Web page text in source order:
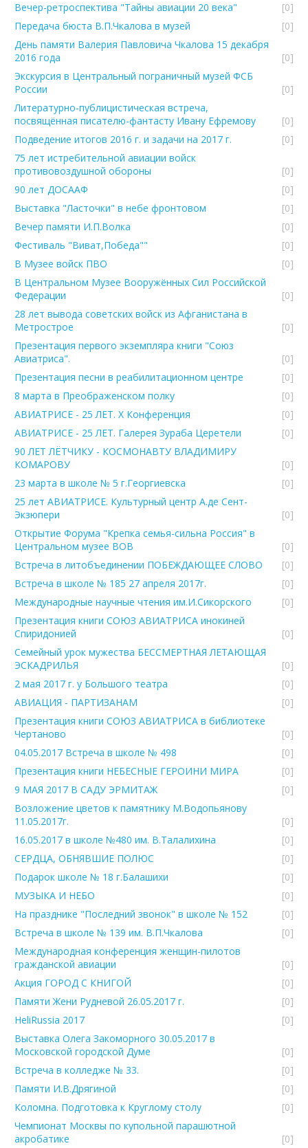
Вечер-ретроспектива "Тайны авиации 20 века"
[0]
Передача бюста В.П.Чкалова в музей
[0]
День памяти Валерия Павловича Чкалова 15 декабря
2016 года
[0]
Экскурсия в Центральный пограничный музей ФСБ
России
[0]
Литературно-публицистическая встреча,
посвящённая писателю-фантасту Ивану Ефремову
[0]
Подведение итогов 2016 г. и задачи на 2017 г.
[0]
75 лет истребительной авиации войск
противовоздушной обороны
[0]
90 лет ДОСААФ
[0]
Выставка "Ласточки" в небе фронтовом
[0]
Вечер памяти И.П.Волка
[0]
Фестиваль "Виват,Победа""
[0]
В Музее войск ПВО
[0]
В Центральном Музее Вооружённых Сил Российской
Федерации
[0]
28 лет вывода советских войск из Афганистана в
Метрострое
[0]
Презентация первого экземпляра книги "Союз
Авиатриса".
[0]
Презентация песни в реабилитационном центре
[0]
8 марта в Преображенском полку
[0]
АВИАТРИСЕ - 25 ЛЕТ. Х Конференция
[0]
АВИАТРИСЕ - 25 ЛЕТ. Галерея Зураба Церетели
[0]
90 ЛЕТ ЛЁТЧИКУ - КОСМОНАВТУ ВЛАДИМИРУ
КОМАРОВУ
[0]
23 марта в школе № 5 г.Георгиевска
[0]
25 лет АВИАТРИСЕ. Культурный центр А.де Сент-
Экзюпери
[0]
Открытие Форума "Крепка семья-сильна Россия" в
Центральном музее ВОВ
[0]
Встреча в литобъединении ПОБЕЖДАЮЩЕЕ СЛОВО
[0]
Встреча в школе № 185 27 апреля 2017г.
[0]
Международные научные чтения им.И.Сикорского
[0]
Презентация книги СОЮЗ АВИАТРИСА инокиней
Спиридонией
[0]
Семейный урок мужества БЕССМЕРТНАЯ ЛЕТАЮЩАЯ
ЭСКАДРИЛЬЯ
[0]
2 мая 2017 г. у Большого театра
[0]
АВИАЦИЯ - ПАРТИЗАНАМ
[0]
Презентация книги СОЮЗ АВИАТРИСА в библиотеке
Чертаново
[0]
04.05.2017 Встреча в школе № 498
[0]
Презентация книги НЕБЕСНЫЕ ГЕРОИНИ МИРА
[0]
9 МАЯ 2017 В САДУ ЭРМИТАЖ
[0]
Возложение цветов к памятнику М.Водопьянову
11.05.2017г.
[0]
16.05.2017 в школе №480 им. В.Талалихина
[0]
СЕРДЦА, ОБНЯВШИЕ ПОЛЮС
[0]
Подарок школе № 18 г.Балашихи
[0]
МУЗЫКА И НЕБО
[0]
На празднике "Последний звонок" в школе № 152
[0]
Встреча в школе № 139 им. В.П.Чкалова
[0]
Международная конференция женщин-пилотов
гражданской авиации
[0]
Акция ГОРОД С КНИГОЙ
[0]
Памяти Жени Рудневой 26.05.2017 г.
[0]
HeliRussia 2017
[0]
Выставка Олега Закоморного 30.05.2017 в
Московской городской Думе
[0]
Встреча в колледже № 33.
[0]
Памяти И.В.Дрягиной
[0]
Коломна. Подготовка к Круглому столу
[0]
Чемпионат Москвы по купольной парашютной
акробатике
[0]